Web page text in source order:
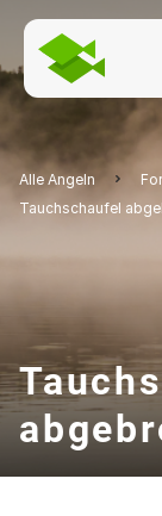
Alle Angeln
Tauchschaufel